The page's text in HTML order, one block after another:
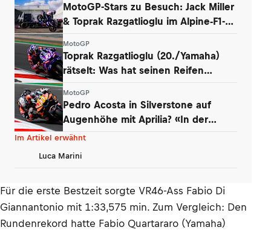
MotoGP-Stars zu Besuch: Jack Miller
& Toprak Razgatlioglu im Alpine-F1-
MotoGP
Toprak Razgatlioglu (20./Yamaha)
rätselt: Was hat seinen Reifen
MotoGP
Pedro Acosta in Silverstone auf
Augenhöhe mit Aprilia? «In der
Boxengasse»
Im Artikel erwähnt
Luca Marini
Für die erste Bestzeit sorgte VR46-Ass Fabio Di
Giannantonio mit 1:33,575 min. Zum Vergleich: Den
Rundenrekord hatte Fabio Quartararo (Yamaha)